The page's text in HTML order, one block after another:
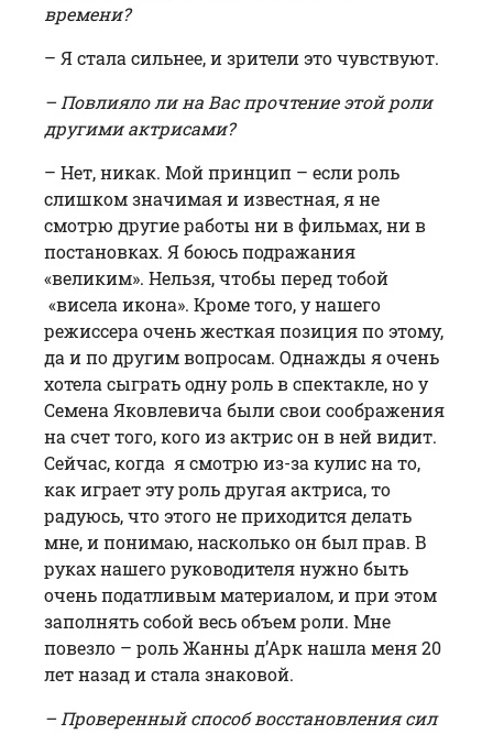
времени?
– Я стала сильнее, и зрители это чувствуют.
– Повлияло ли на Вас прочтение этой роли
другими актрисами?
– Нет, никак. Мой принцип – если роль
слишком значимая и известная, я не
смотрю другие работы ни в фильмах, ни в
постановках. Я боюсь подражания
«великим». Нельзя, чтобы перед тобой
«висела икона». Кроме того, у нашего
режиссера очень жесткая позиция по этому,
да и по другим вопросам. Однажды я очень
хотела сыграть одну роль в спектакле, но у
Семена Яковлевича были свои соображения
на счет того, кого из актрис он в ней видит.
Сейчас, когда я смотрю из-за кулис на то,
как играет эту роль другая актриса, то
радуюсь, что этого не приходится делать
мне, и понимаю, насколько он был прав. В
руках нашего руководителя нужно быть
очень податливым материалом, и при этом
заполнять собой весь объем роли. Мне
повезло – роль Жанны д’Арк нашла меня 20
лет назад и стала знаковой.
– Проверенный способ восстановления сил